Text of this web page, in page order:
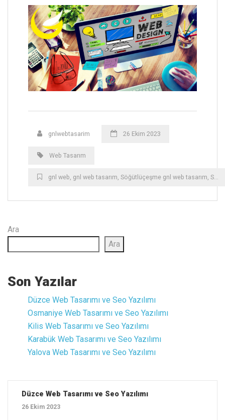
gnlwebtasarim 26 Ekim 2023
Web Tasarım
gnl web, gnl web tasarım, Söğütlüçeşme gnl web tasarım, Söğütlüçeşme web
Ara
Ara
Son Yazılar
Düzce ‎Web Tasarımı ve Seo Yazılımı
Osmaniye ‎Web Tasarımı ve Seo Yazılımı
Kilis ‎Web Tasarımı ve Seo Yazılımı
Karabük ‎Web Tasarımı ve Seo Yazılımı
Yalova ‎Web Tasarımı ve Seo Yazılımı
Düzce ‎Web Tasarımı ve Seo Yazılımı
26 Ekim 2023